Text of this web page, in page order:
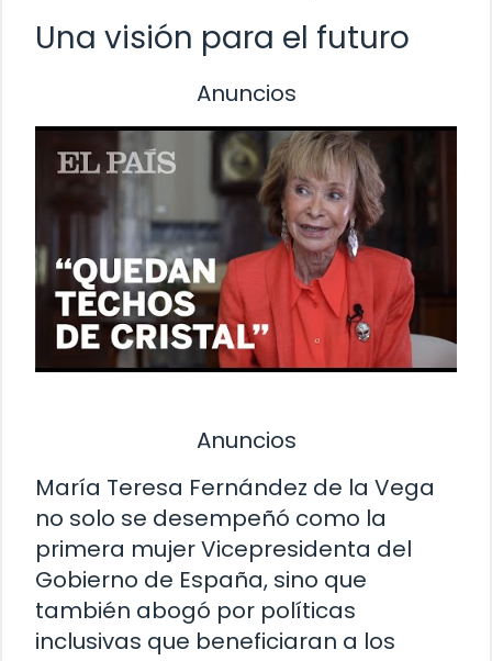
Una visión para el futuro
Anuncios
Anuncios
María Teresa Fernández de la Vega
no solo se desempeñó como la
primera mujer Vicepresidenta del
Gobierno de España, sino que
también abogó por políticas
inclusivas que beneficiaran a los